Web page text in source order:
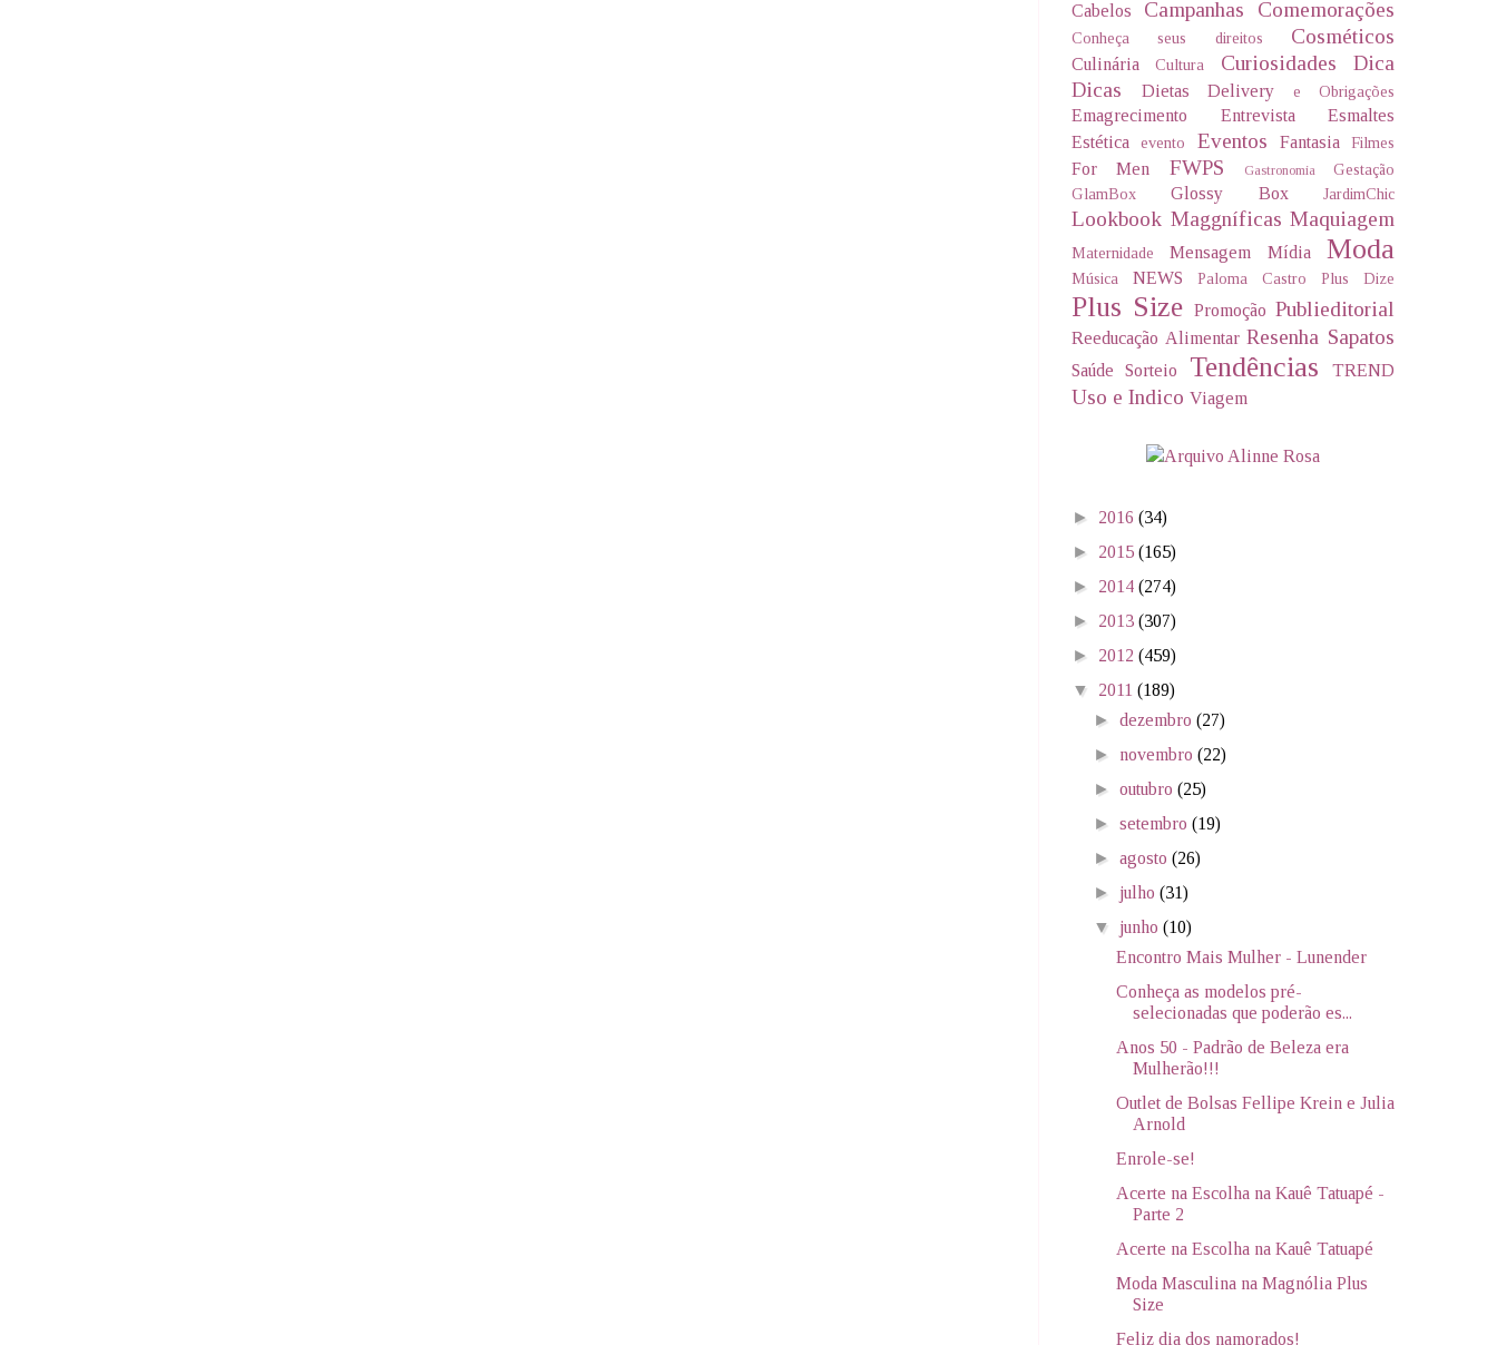
Cabelos Campanhas Comemorações
Conheça seus direitos Cosméticos
Culinária Cultura Curiosidades
Dica
Dicas
Dietas Delivery e Obrigações
Emagrecimento Entrevista
Esmaltes
Estética
evento Eventos Fantasia Filmes
For Men FWPS Gastronomia
Gestação
GlamBox
Glossy Box JardimChic
Lookbook Maggníficas Maquiagem
Maternidade Mensagem Mídia Moda
Música NEWS Paloma Castro Plus Dize
Plus Size Promoção Publieditorial
Reeducação Alimentar Resenha Sapatos
Saúde Sorteio Tendências TREND
Uso e Indico Viagem
► 2016 (34)
► 2015 (165)
► 2014 (274)
► 2013 (307)
► 2012 (459)
▼ 2011 (189)
►dezembro(27)
► novembro(22)
►outubro(25)
►setembro(19)
►agosto(26)
► julho(31)
▼ junho(10)
Encontro Mais Mulher - Lunender
Conheça as modelos pré-
selecionadas que poderão es...
Anos 50 - Padrão de Beleza era
Mulherão!!!
Outlet de Bolsas Fellipe Krein e Julia
Arnold
Enrole-se!
Acerte na Escolha na Kauê Tatuapé -
Parte 2
Acerte na Escolha na Kauê Tatuapé
Moda Masculina na Magnólia Plus
Size
Feliz dia dos namorados!